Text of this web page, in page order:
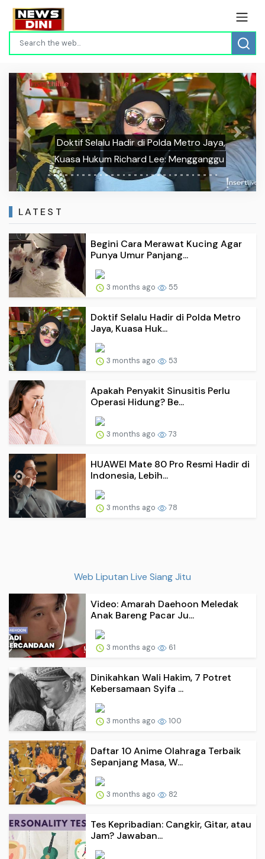
Doktif Selalu Hadir di Polda Metro Jaya,
Kuasa Hukum Richard Lee: Mengganggu
Previous Next
LATEST
Begini Cara Merawat Kucing Agar
Punya Umur Panjang...
3 months ago 55
Doktif Selalu Hadir di Polda Metro
Jaya, Kuasa Huk...
3 months ago 53
Apakah Penyakit Sinusitis Perlu
Operasi Hidung? Be...
3 months ago 73
HUAWEI Mate 80 Pro Resmi Hadir di
Indonesia, Lebih...
3 months ago 78
Web Liputan Live Siang Jitu
Video: Amarah Daehoon Meledak
Anak Bareng Pacar Ju...
3 months ago 61
Dinikahkan Wali Hakim, 7 Potret
Kebersamaan Syifa ...
3 months ago 100
Daftar 10 Anime Olahraga Terbaik
Sepanjang Masa, W...
3 months ago 82
Tes Kepribadian: Cangkir, Gitar, atau
Jam? Jawaban...